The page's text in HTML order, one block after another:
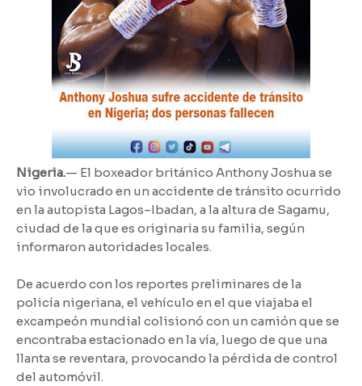
Nigeria.— El boxeador británico Anthony Joshua se
vio involucrado en un accidente de tránsito ocurrido
en la autopista Lagos–Ibadan, a la altura de Sagamu,
ciudad de la que es originaria su familia, según
informaron autoridades locales.
De acuerdo con los reportes preliminares de la
policía nigeriana, el vehículo en el que viajaba el
excampeón mundial colisionó con un camión que se
encontraba estacionado en la vía, luego de que una
llanta se reventara, provocando la pérdida de control
del automóvil.